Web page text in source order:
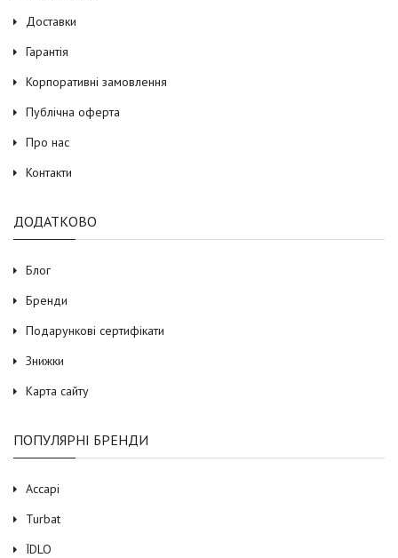
Доставки
Гарантія
Корпоративні замовлення
Публічна оферта
Про нас
Контакти
ДОДАТКОВО
Блог
Бренди
Подарункові сертифікати
Знижки
Карта сайту
ПОПУЛЯРНІ БРЕНДИ
Accapi
Turbat
ЇDLO